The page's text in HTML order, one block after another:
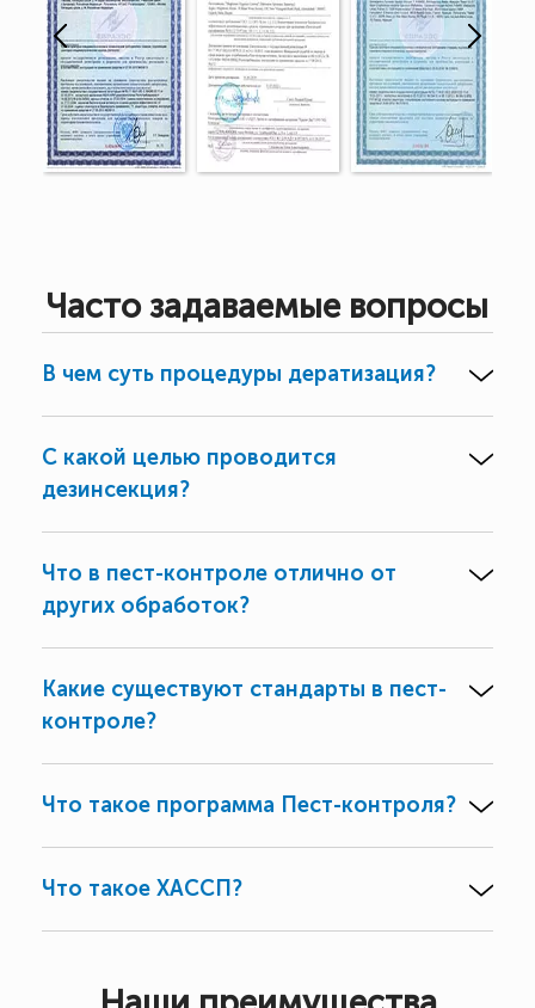
Часто задаваемые вопросы
В чем суть процедуры дератизация?
С какой целью проводится
дезинсекция?
Что в пест-контроле отлично от
других обработок?
Какие существуют стандарты в пест-
контроле?
Что такое программа Пест-контроля?
Что такое ХАССП?